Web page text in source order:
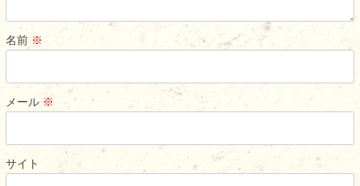
名前 ※
メール ※
サイト